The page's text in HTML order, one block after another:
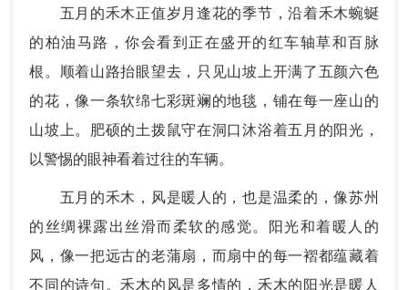
五月的禾木正值岁月逢花的季节，沿着禾木蜿蜒
的柏油马路，你会看到正在盛开的红车轴草和百脉
根。顺着山路抬眼望去，只见山坡上开满了五颜六色
的花，像一条软绵七彩斑斓的地毯，铺在每一座山的
山坡上。肥硕的土拨鼠守在洞口沐浴着五月的阳光，
以警惕的眼神看着过往的车辆。
五月的禾木，风是暖人的，也是温柔的，像苏州
的丝绸裸露出丝滑而柔软的感觉。阳光和着暖人的
风，像一把远古的老蒲扇，而扇中的每一褶都蕴藏着
不同的诗句。禾木的风是多情的，禾木的阳光是暖人